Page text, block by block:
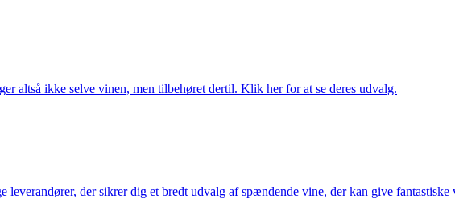
altså ikke selve vinen, men tilbehøret dertil. Klik her for at se deres udvalg.
der sikrer dig et bredt udvalg af spændende vine, der kan give